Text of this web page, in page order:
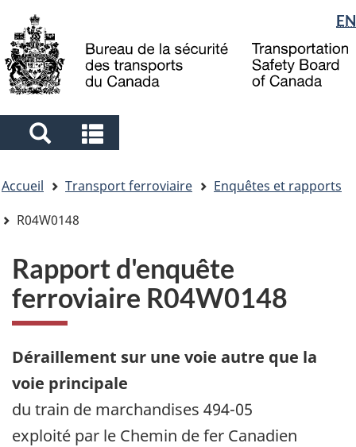
to
main
to
"About
government"
à
la
Sélection
de
la
langue
EN
Search
and
menus
and
menus
êtes
ici
Accueil Transport ferroviaire
Enquêtes et rapports
R04W0148
Rapport d'enquête
ferroviaire R04W0148
Déraillement sur une voie autre que la
voie principale
du train de marchandises 494-05
exploité par le Chemin de fer Canadien